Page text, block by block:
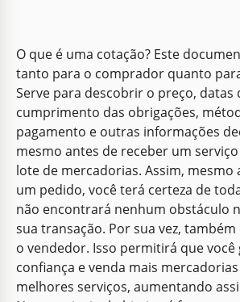
Pedido de Cotação
Google Docs
O que é uma cotação? Este
tanto para o comprador quanto
Serve para descobrir o preço, datas
cumprimento das obrigações,
pagamento e outras informações
mesmo antes de receber um
lote de mercadorias. Assim, mesmo
um pedido, você terá certeza de
não encontrará nenhum obstáculo
sua transação. Por sua vez,
o vendedor. Isso permitirá que você
confiança e venda mais
melhores serviços, aumentando